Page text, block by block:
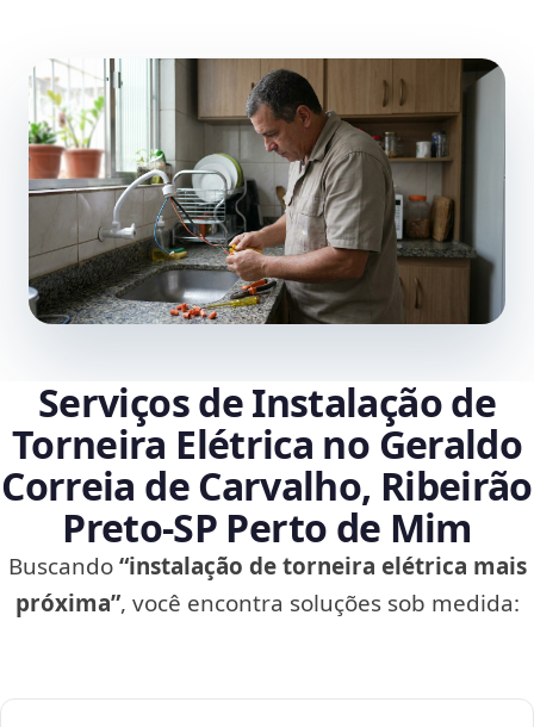
Serviços de Instalação de
Torneira Elétrica no Geraldo
Correia de Carvalho, Ribeirão
Preto‑SP Perto de Mim
Buscando“instalação de torneira elétrica mais
próxima”, você encontra soluções sob medida: